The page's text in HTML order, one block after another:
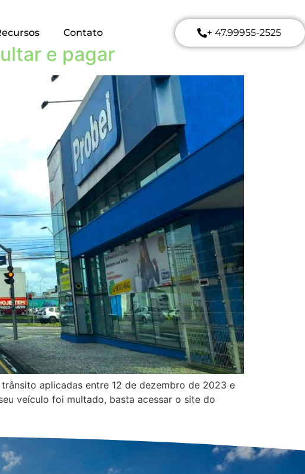
Contato + 47.99955-2525
e pagar
aplicadas entre 12 de dezembro de 2023 e
veículo foi multado, basta acessar o site do